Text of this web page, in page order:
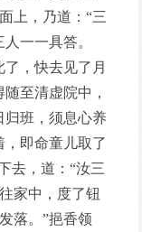
上，乃道：“三
一一具答。
，快去见了月
至清虚院中，
归班，须息心养
，即命童儿取了
去，道：“汝三
家中，度了钮
落。”挹香领